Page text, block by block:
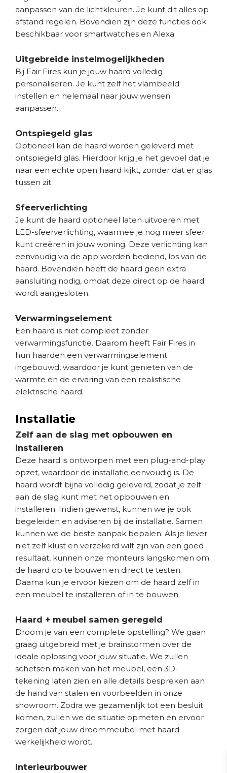
aanpassen van de lichtkleuren. Je kunt dit alles op
afstand regelen. Bovendien zijn deze functies ook
beschikbaar voor smartwatches en Alexa.
Uitgebreide instelmogelijkheden
Bij Fair Fires kun je jouw haard volledig
personaliseren. Je kunt zelf het vlambeeld
instellen en helemaal naar jouw wensen
aanpassen.
Ontspiegeld glas
Optioneel kan de haard worden geleverd met
ontspiegeld glas. Hierdoor krijg je het gevoel dat je
naar een echte open haard kijkt, zonder dat er glas
tussen zit.
Sfeerverlichting
Je kunt de haard optioneel laten uitvoeren met
LED-sfeerverlichting, waarmee je nog meer sfeer
kunt creëren in jouw woning. Deze verlichting kan
eenvoudig via de app worden bediend, los van de
haard. Bovendien heeft de haard geen extra
aansluiting nodig, omdat deze direct op de haard
wordt aangesloten.
Verwarmingselement
Een haard is niet compleet zonder
verwarmingsfunctie. Daarom heeft Fair Fires in
hun haarden een verwarmingselement
ingebouwd, waardoor je kunt genieten van de
warmte en de ervaring van een realistische
elektrische haard.
Installatie
Zelf aan de slag met opbouwen en
installeren
Deze haard is ontworpen met een plug-and-play
opzet, waardoor de installatie eenvoudig is. De
haard wordt bijna volledig geleverd, zodat je zelf
aan de slag kunt met het opbouwen en
installeren. Indien gewenst, kunnen we je ook
begeleiden en adviseren bij de installatie. Samen
kunnen we de beste aanpak bepalen. Als je liever
niet zelf klust en verzekerd wilt zijn van een goed
resultaat, kunnen onze monteurs langskomen om
de haard op te bouwen en direct te testen.
Daarna kun je ervoor kiezen om de haard zelf in
een meubel te installeren of in te bouwen.
Haard + meubel samen geregeld
Droom je van een complete opstelling? We gaan
graag uitgebreid met je brainstormen over de
ideale oplossing voor jouw situatie. We zullen
schetsen maken van het meubel, een 3D-
tekening laten zien en alle details bespreken aan
de hand van stalen en voorbeelden in onze
showroom. Zodra we gezamenlijk tot een besluit
komen, zullen we de situatie opmeten en ervoor
zorgen dat jouw droommeubel met haard
werkelijkheid wordt.
Interieurbouwer